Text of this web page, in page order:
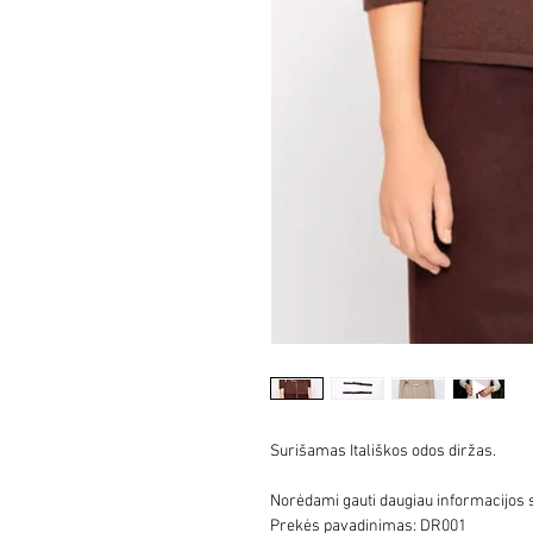
Surišamas Itališkos odos diržas.
Norėdami gauti daugiau informacijos
Prekės pavadinimas: DR001